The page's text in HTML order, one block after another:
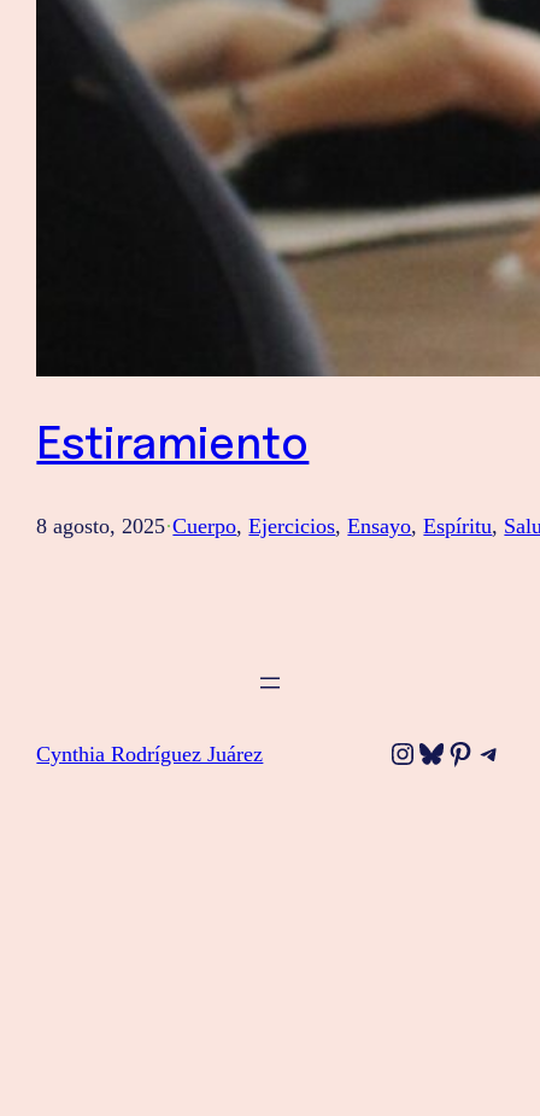
Estiramiento
8 agosto, 2025·Cuerpo, Ejercicios, Ensayo, Espíritu,
Cynthia Rodríguez Juárez Instagram
Bluesky